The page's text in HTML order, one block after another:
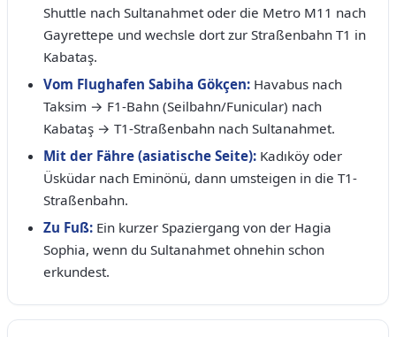
Shuttle nach Sultanahmet oder die Metro M11 nach
Gayrettepe und wechsle dort zur Straßenbahn T1 in
Kabataş.
Vom Flughafen Sabiha Gökçen: Havabus nach
Taksim → F1-Bahn (Seilbahn/Funicular) nach
Kabataş → T1-Straßenbahn nach Sultanahmet.
Mit der Fähre (asiatische Seite): Kadıköy oder
Üsküdar nach Eminönü, dann umsteigen in die T1-
Straßenbahn.
Zu Fuß: Ein kurzer Spaziergang von der Hagia
Sophia, wenn du Sultanahmet ohnehin schon
erkundest.